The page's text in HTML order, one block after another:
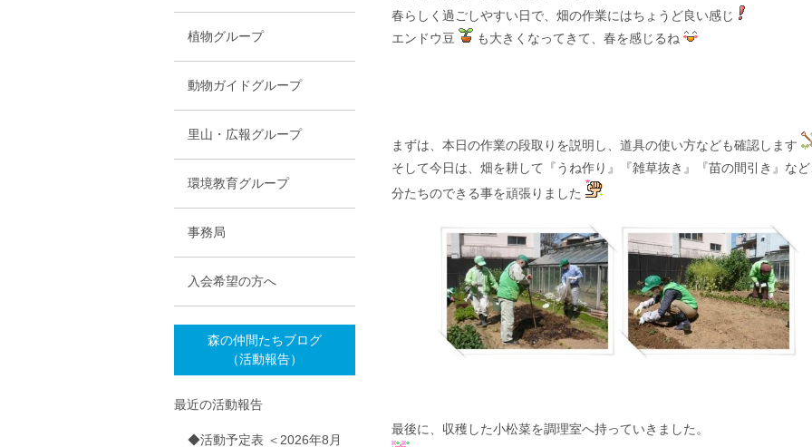
春らしく過ごしやすい日で、畑の作業にはちょうど良い感じ
エンドウ豆
も大きくなってきて、春を感じるね
まずは、本日の作業の段取りを説明し、道具の使い方なども確認します
そして今日は、畑を耕して『うね作り』『雑草抜き』『苗の間引き』な
分たちのできる事を頑張りました
最後に、収穫した小松菜を調理室へ持っていきました。
植物グループ
動物ガイドグループ
里山・広報グループ
環境教育グループ
事務局
入会希望の方へ
森の仲間たちブログ
（活動報告）
最近の活動報告
◆活動予定表 ＜2026年8月